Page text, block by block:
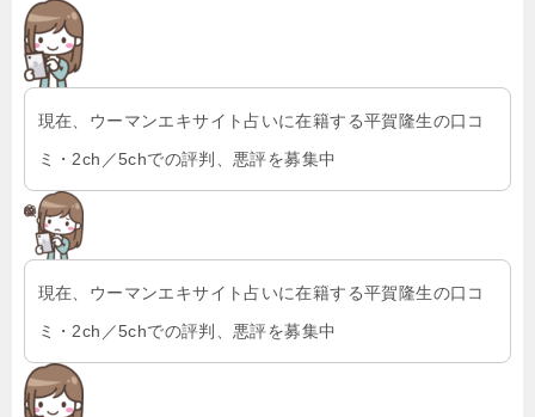
現在、ウーマンエキサイト占いに在籍する平賀隆生の口コ
ミ・2ch／5chでの評判、悪評を募集中
現在、ウーマンエキサイト占いに在籍する平賀隆生の口コ
ミ・2ch／5chでの評判、悪評を募集中